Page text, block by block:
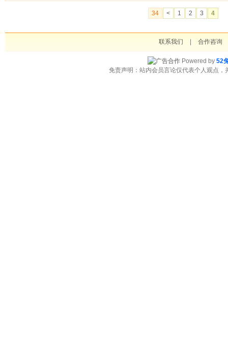
34 < 1 2 3 4
联系我们 合作咨询
Powered by 52
免责声明：站内会员言论仅代表个人观点